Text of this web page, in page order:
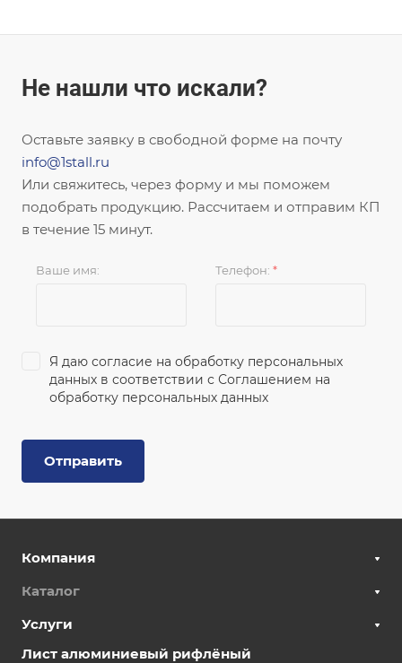
Не нашли что искали?
Оставьте заявку в свободной форме на почту
info@1stall.ru
Или свяжитесь, через форму и мы поможем
подобрать продукцию. Рассчитаем и отправим КП
в течение 15 минут.
Ваше имя: Телефон: *
Я даю согласие на обработку персональных
данных в соответствии с Соглашением на
обработку персональных данных
Отправить
Компания
Каталог
Услуги
Лист алюминиевый рифлёный